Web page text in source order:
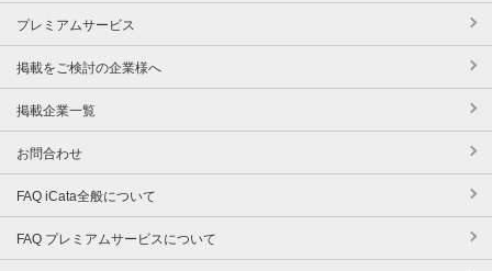
プレミアムサービス
掲載をご検討の企業様へ
掲載企業一覧
お問合わせ
FAQ iCata全般について
FAQ プレミアムサービスについて